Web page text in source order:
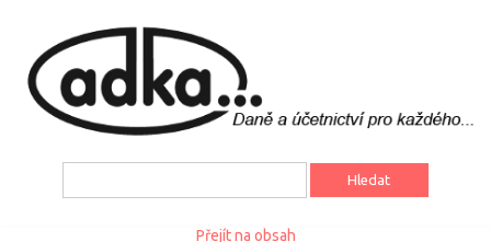
Vyhledávání
Přejít na obsah